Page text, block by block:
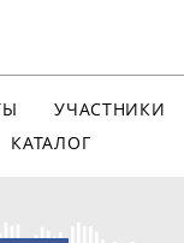
УЧАСТНИКИ
КАТАЛОГ